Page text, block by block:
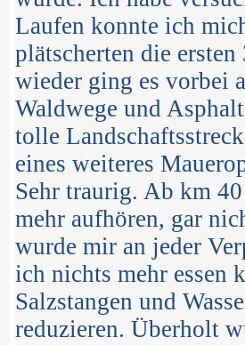
Laufen konnte ich
plätscherten die
wieder ging es vorbei
Waldwege und
tolle
eines weiteres
Sehr traurig. Ab km
mehr aufhören, gar
wurde mir an jeder
ich nichts mehr essen
Salzstangen und
reduzieren. Überholt